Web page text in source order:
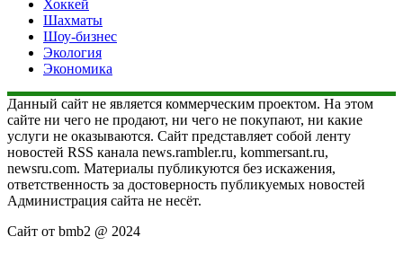
Хоккей
Шахматы
Шоу-бизнес
Экология
Экономика
Данный сайт не является коммерческим проектом. На этом
сайте ни чего не продают, ни чего не покупают, ни какие
услуги не оказываются. Сайт представляет собой ленту
новостей RSS канала news.rambler.ru, kommersant.ru,
newsru.com. Материалы публикуются без искажения,
ответственность за достоверность публикуемых новостей
Администрация сайта не несёт.
Сайт от bmb2 @ 2024